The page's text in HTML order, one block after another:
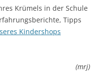
Krümels in der Schule
Tipps
Kindershops
(mrj)